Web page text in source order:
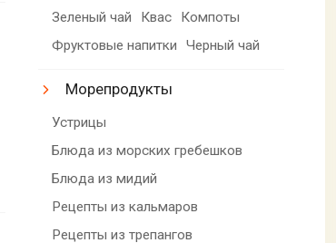
Зеленый чай
Квас
Компоты
Фруктовые напитки
Черный чай
Морепродукты
Устрицы
Блюда из морских гребешков
Блюда из мидий
Рецепты из кальмаров
Рецепты из трепангов